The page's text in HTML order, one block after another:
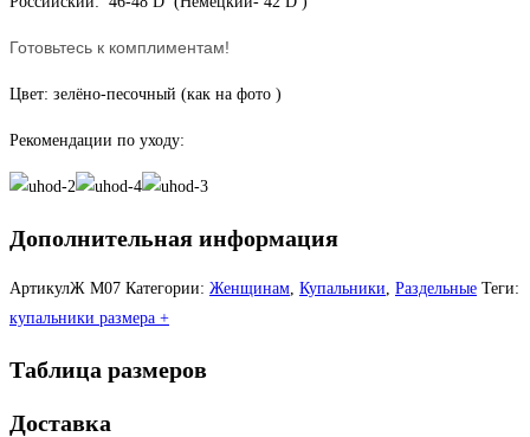
Готовьтесь к комплиментам!
Цвет: зелёно-песочный (как на фото )
Рекомендации по уходу:
Дополнительная информация
АртикулЖ М07 Категории: Женщинам, Купальники, Раздельные Теги:
купальники размера +
Таблица размеров
Доставка